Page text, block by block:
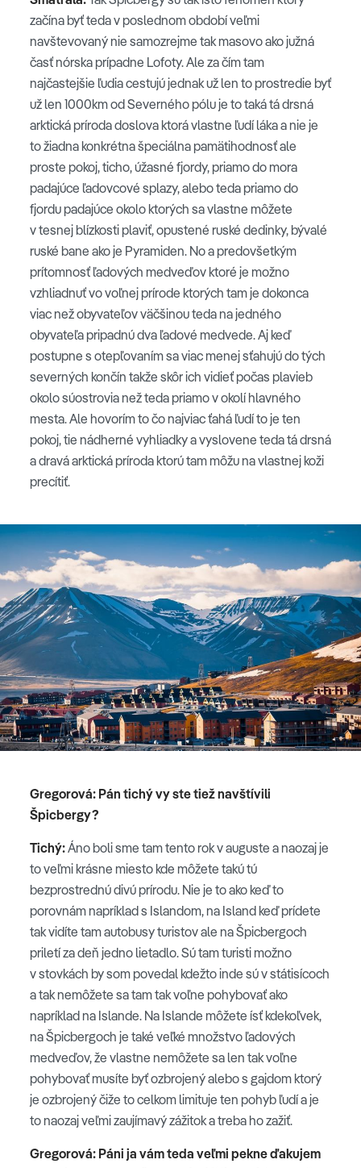
začína byť teda v poslednom období veľmi
navštevovaný nie samozrejme tak masovo ako južná
časť nórska prípadne Lofoty. Ale za čím tam
najčastejšie ľudia cestujú jednak už len to prostredie byť
už len 1000km od Severného pólu je to taká tá drsná
arktická príroda doslova ktorá vlastne ľudí láka a nie je
to žiadna konkrétna špeciálna pamätihodnosť ale
proste pokoj, ticho, úžasné fjordy, priamo do mora
padajúce ľadovcové splazy, alebo teda priamo do
fjordu padajúce okolo ktorých sa vlastne môžete
v tesnej blízkosti plaviť, opustené ruské dedinky, bývalé
ruské bane ako je Pyramiden. No a predovšetkým
prítomnosť ľadových medveďov ktoré je možno
vzhliadnuť vo voľnej prírode ktorých tam je dokonca
viac než obyvateľov väčšinou teda na jedného
obyvateľa pripadnú dva ľadové medvede. Aj keď
postupne s otepľovaním sa viac menej sťahujú do tých
severných končín takže skôr ich vidieť počas plavieb
okolo súostrovia než teda priamo v okolí hlavného
mesta. Ale hovorím to čo najviac ťahá ľudí to je ten
pokoj, tie nádherné vyhliadky a vyslovene teda tá drsná
a dravá arktická príroda ktorú tam môžu na vlastnej koži
precítiť.
Gregorová: Pán tichý vy ste tiež navštívili
Špicbergy?
Tichý:Áno boli sme tam tento rok v auguste a naozaj je
to veľmi krásne miesto kde môžete takú tú
bezprostrednú divú prírodu. Nie je to ako keď to
porovnám napríklad s Islandom, na Island keď prídete
tak vidíte tam autobusy turistov ale na Špicbergoch
priletí za deň jedno lietadlo. Sú tam turisti možno
v stovkách by som povedal kdežto inde sú v státisícoch
a tak nemôžete sa tam tak voľne pohybovať ako
napríklad na Islande. Na Islande môžete ísť kdekoľvek,
na Špicbergoch je také veľké množstvo ľadových
medveďov, že vlastne nemôžete sa len tak voľne
pohybovať musíte byť ozbrojený alebo s gajdom ktorý
je ozbrojený čiže to celkom limituje ten pohyb ľudí a je
to naozaj veľmi zaujímavý zážitok a treba ho zažiť.
Gregorová: Páni ja vám teda veľmi pekne ďakujem